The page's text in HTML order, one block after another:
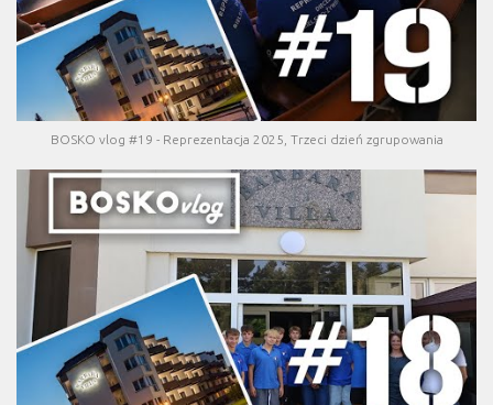
BOSKO vlog #19 - Reprezentacja 2025, Trzeci dzień zgrupowania